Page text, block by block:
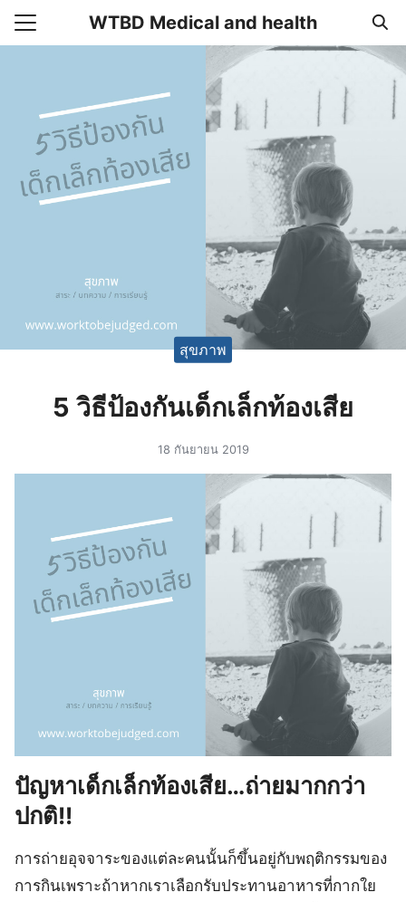
Skip
WTBD Medical and health
สุขภาพ
5 วิธีป้องกันเด็กเล็กท้องเสีย
18 กันยายน 2019
ปัญหาเด็กเล็กท้องเสีย…ถ่ายมากกว่า
ปกติ!!
การถ่ายอุจจาระของแต่ละคนนั้นก็ขึ้นอยู่กับพฤติกรรมของ
การกินเพราะถ้าหากเราเลือกรับประทานอาหารที่กากใย